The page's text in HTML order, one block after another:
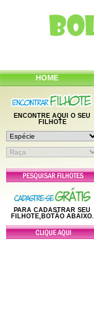
HOME
ENCONTRE AQUI O SEU
FILHOTE
PARA CADASTRAR SEU
FILHOTE,BOTÃO ABAIXO.